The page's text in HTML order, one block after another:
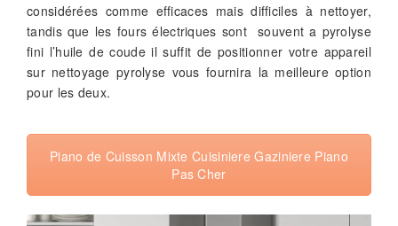
considérées comme efficaces mais difficiles à nettoyer,
tandis que les fours électriques sont souvent a pyrolyse
fini l’huile de coude il suffit de positionner votre appareil
sur nettoyage pyrolyse vous fournira la meilleure option
pour les deux.
Piano de Cuisson Mixte Cuisiniere Gaziniere Piano
Pas Cher